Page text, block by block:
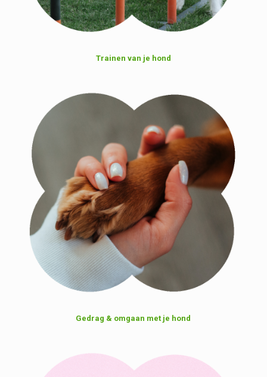
Trainen van je hond
Gedrag & omgaan met je hond